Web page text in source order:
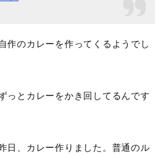
作のカレーを作ってくるようでし
っとカレーをかき回してるんです
日、カレー作りました。普通のル